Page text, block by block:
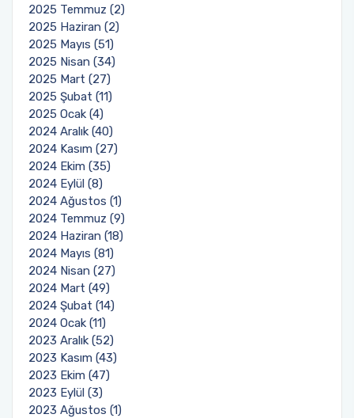
2025 Temmuz (2)
2025 Haziran (2)
2025 Mayıs (51)
2025 Nisan (34)
2025 Mart (27)
2025 Şubat (11)
2025 Ocak (4)
2024 Aralık (40)
2024 Kasım (27)
2024 Ekim (35)
2024 Eylül (8)
2024 Ağustos (1)
2024 Temmuz (9)
2024 Haziran (18)
2024 Mayıs (81)
2024 Nisan (27)
2024 Mart (49)
2024 Şubat (14)
2024 Ocak (11)
2023 Aralık (52)
2023 Kasım (43)
2023 Ekim (47)
2023 Eylül (3)
2023 Ağustos (1)
Turizm Fakültesi
Uygulamalı Bilimler Fakültesi
Ziraat Fakültesi